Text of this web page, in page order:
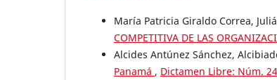
María Patricia Giraldo Correa,
COMPETITIVA DE LAS
Alcides Antúnez Sánchez,
Panamá , Dictamen Libre: Núm.